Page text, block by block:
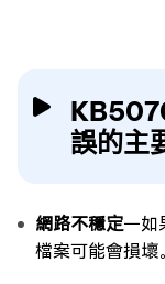
誤的主
網路不穩定－如
檔案可能會損壞。